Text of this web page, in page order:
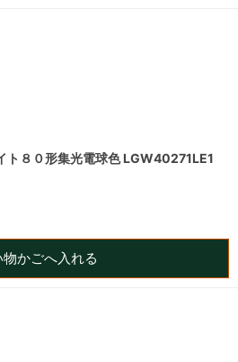
ト８０形集光電球色 LGW40271LE1
物かごへ入れる